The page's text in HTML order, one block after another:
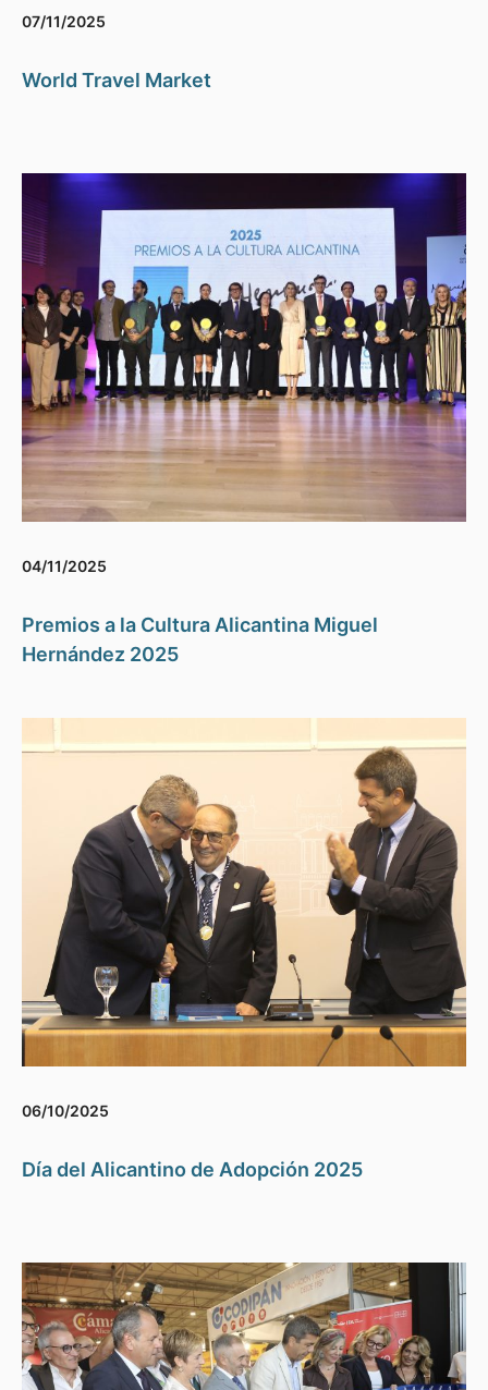
07/11/2025
World Travel Market
04/11/2025
Premios a la Cultura Alicantina Miguel
Hernández 2025
06/10/2025
Día del Alicantino de Adopción 2025